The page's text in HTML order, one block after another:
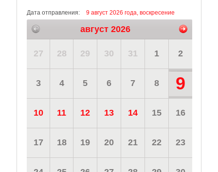
Дата отправления: 9 август 2026 года, воскресение
август 2026
27 28 29 30 31 1 2
3 4 5 6 7 8 9
10 11 12 13 14 15 16
17 18 19 20 21 22 23